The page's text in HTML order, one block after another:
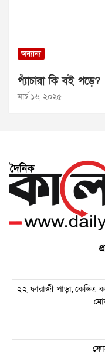
অন্যান্য
প্যাঁচারা কি বই পড়ে?
মার্চ ১৬, ২০২৫
২২ ফারাজী পাড়া, কেডিএ